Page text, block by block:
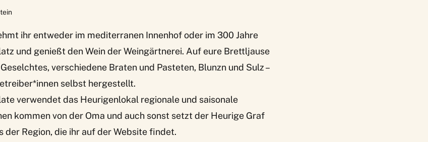
ihr entweder im mediterranen Innenhof oder im 300 Jahre
und genießt den Wein der Weingärtnerei. Auf eure Brettljause
verschiedene Braten und Pasteten, Blunzn und Sulz –
selbst hergestellt.
verwendet das Heurigenlokal regionale und saisonale
kommen von der Oma und auch sonst setzt der Heurige Graf
der Region, die ihr auf der Website findet.